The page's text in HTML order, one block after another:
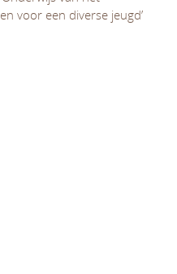
voor een diverse jeugd’